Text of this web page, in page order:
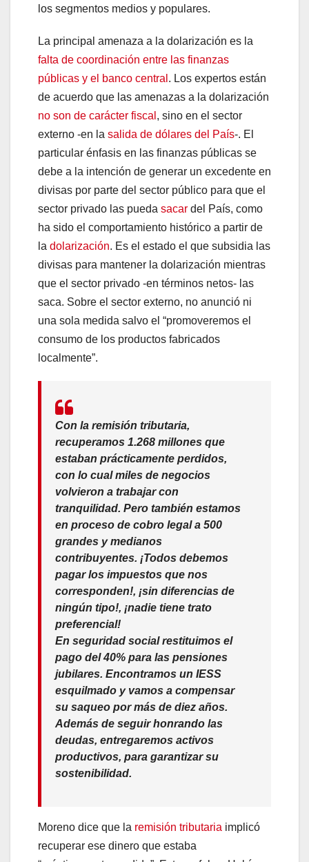
los segmentos medios y populares.
La principal amenaza a la dolarización es la
falta de coordinación entre las finanzas
públicas y el banco central . Los expertos están
de acuerdo que las amenazas a la dolarización
no son de carácter fiscal , sino en el sector
externo -en la salida de dólares del País-. El
particular énfasis en las finanzas públicas se
debe a la intención de generar un excedente en
divisas por parte del sector público para que el
sector privado las pueda sacar del País, como
ha sido el comportamiento histórico a partir de
la dolarización. Es el estado el que subsidia las
divisas para mantener la dolarización mientras
que el sector privado -en términos netos- las
saca. Sobre el sector externo, no anunció ni
una sola medida salvo el “promoveremos el
consumo de los productos fabricados
localmente”.
Con la remisión tributaria,
recuperamos 1.268 millones que
estaban prácticamente perdidos,
con lo cual miles de negocios
volvieron a trabajar con
tranquilidad. Pero también estamos
en proceso de cobro legal a 500
grandes y medianos
contribuyentes. ¡Todos debemos
pagar los impuestos que nos
corresponden!, ¡sin diferencias de
ningún tipo!, ¡nadie tiene trato
preferencial!
En seguridad social restituimos el
pago del 40% para las pensiones
jubilares. Encontramos un IESS
esquilmado y vamos a compensar
su saqueo por más de diez años.
Además de seguir honrando las
deudas, entregaremos activos
productivos, para garantizar su
sostenibilidad.
Moreno dice que la remisión tributaria implicó
recuperar ese dinero que estaba